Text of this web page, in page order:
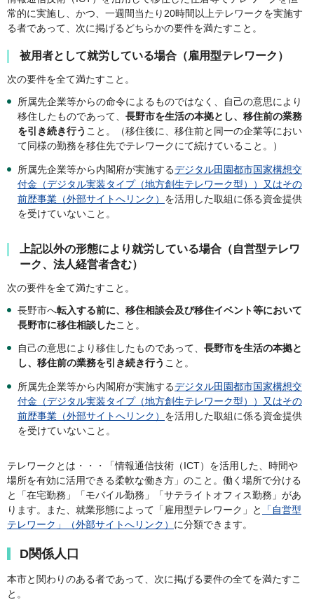
常的に実施し、かつ、一週間当たり20時間以上テレワークを実施す
る者であって、次に掲げるどちらかの要件を満たすこと。
被用者として就労している場合（雇用型テレワーク）
次の要件を全て満たすこと。
所属先企業等からの命令によるものではなく、自己の意思により
移住したものであって、 長野市を生活の本拠とし、移住前の業務
を引き続き行う こと。（移住後に、移住前と同一の企業等におい
て同様の勤務を移住先でテレワークにて続けていること。）
所属先企業等から内閣府が実施するデジタル田園都市国家構想交
付金（デジタル実装タイプ（地方創生テレワーク型））又はその
前歴事業（外部サイトへリンク） を活用した取組に係る資金提供
を受けていないこと。
上記以外の形態により就労している場合（自営型テレワ
ーク、法人経営者含む）
次の要件を全て満たすこと。
長野市へ転入する前に、移住相談会及び移住イベント等において
長野市に移住相談したこと。
自己の意思により移住したものであって、 長野市を生活の本拠と
し、移住前の業務を引き続き行う こと。
所属先企業等から内閣府が実施するデジタル田園都市国家構想交
付金（デジタル実装タイプ（地方創生テレワーク型））又はその
前歴事業（外部サイトへリンク） を活用した取組に係る資金提供
を受けていないこと。
テレワークとは・・・「情報通信技術（ICT）を活用した、時間や
場所を有効に活用できる柔軟な働き方」のこと。働く場所で分ける
と「在宅勤務」「モバイル勤務」「サテライトオフィス勤務」があ
ります。また、就業形態によって「雇用型テレワーク」と
「自営型
テレワーク」（外部サイトへリンク） に分類できます。
D関係人口
本市と関わりのある者であって、次に掲げる要件の全てを満たすこ
と。